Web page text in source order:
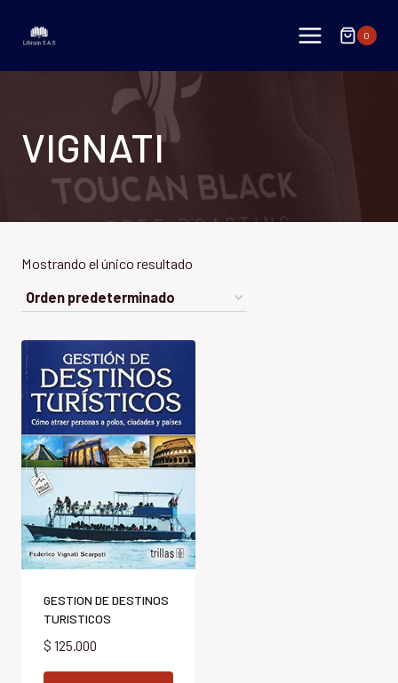
0
VIGNATI
Mostrando el único resultado
GESTION DE DESTINOS
TURISTICOS
$ 125.000